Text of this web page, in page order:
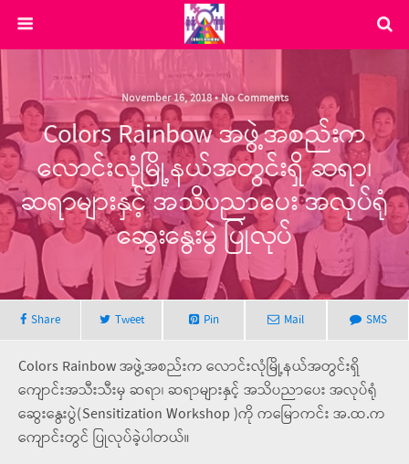
November 16, 2018 • No Comments
Colors Rainbow အဖွဲ့အစည်းက
လောင်းလုံမြို့နယ်အတွင်းရှိ ဆရာ၊
ဆရာများနှင့် အသိပညာပေး အလုပ်ရုံ
ဆွေးနွေးပွဲ ပြုလုပ်
Share Tweet Pin Mail SMS
Colors Rainbow အဖွဲ့အစည်းက လောင်းလုံမြို့နယ်အတွင်းရှိ
ကျောင်းအသီးသီးမှ ဆရာ၊ ဆရာများနှင့် အသိပညာပေး အလုပ်ရုံ
ဆွေးနွေးပွဲ(Sensitization Workshop )ကို ကမြောကင်း အ.ထ.က
ကျောင်းတွင် ပြုလုပ်ခဲ့ပါတယ်။